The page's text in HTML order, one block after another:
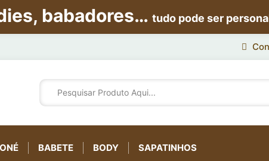
babadores… tudo pode ser
BABETE BODY SAPATINHOS